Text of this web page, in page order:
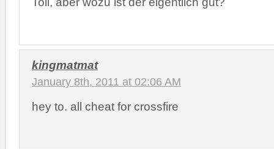
kingmatmat
January 8th, 2011 at 02:06 AM
hey to. all cheat for crossfire